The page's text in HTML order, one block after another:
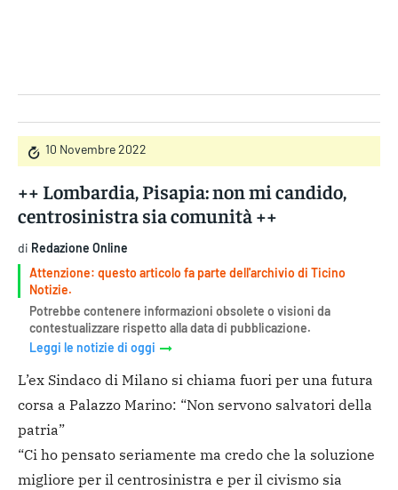
10 Novembre 2022
++ Lombardia, Pisapia: non mi candido,
centrosinistra sia comunità ++
di Redazione Online
Attenzione: questo articolo fa parte dell'archivio di Ticino
Notizie.
Potrebbe contenere informazioni obsolete o visioni da
contestualizzare rispetto alla data di pubblicazione.
Leggi le notizie di oggi
L’ex Sindaco di Milano si chiama fuori per una futura
corsa a Palazzo Marino: “Non servono salvatori della
patria”
“Ci ho pensato seriamente ma credo che la soluzione
migliore per il centrosinistra e per il civismo sia